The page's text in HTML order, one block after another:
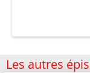
Les autres